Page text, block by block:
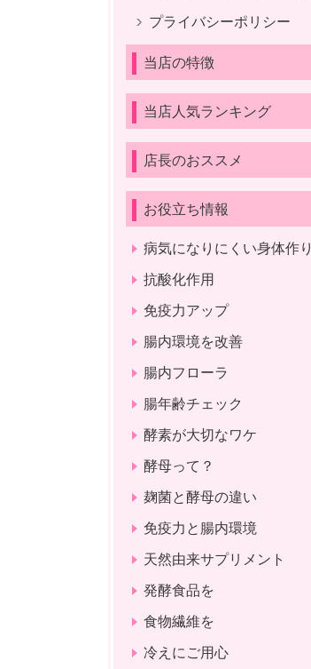
プライバシーポリシー
当店の特徴
当店人気ランキング
店長のおススメ
お役立ち情報
病気になりにくい身体作り
抗酸化作用
免疫力アップ
腸内環境を改善
腸内フローラ
腸年齢チェック
酵素が大切なワケ
酵母って？
麹菌と酵母の違い
免疫力と腸内環境
天然由来サプリメント
発酵食品を
食物繊維を
冷えにご用心